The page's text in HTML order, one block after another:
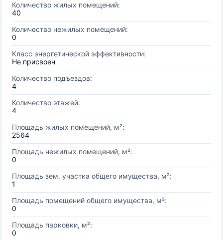
Количество жилых помещений:
40
Количество нежилых помещений:
0
Класс энергетической эффективности:
Не присвоен
Количество подъездов:
4
Количество этажей:
4
Площадь жилых помещений, м²:
2564
Площадь нежилых помещений, м²:
0
Площадь зем. участка общего имущества, м²:
1
Площадь помещений общего имущества, м²:
0
Площадь парковки, м²:
0